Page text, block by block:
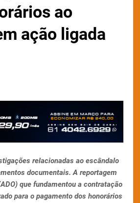
ao
ação ligada
relacionadas ao escândalo
documentais. A reportagem
que fundamentou a contratação
para o pagamento dos honorários